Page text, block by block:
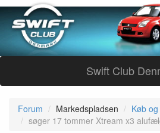
Swift Club
Forum Markedspladsen
Køb
søger 17 tommer Xtream x3